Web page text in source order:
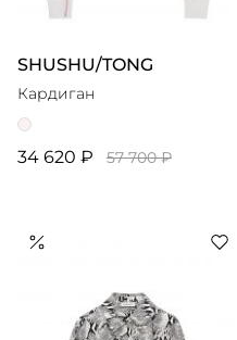
SHUSHU/TONG
Кардиган
34 620 ₽ 57 700 ₽